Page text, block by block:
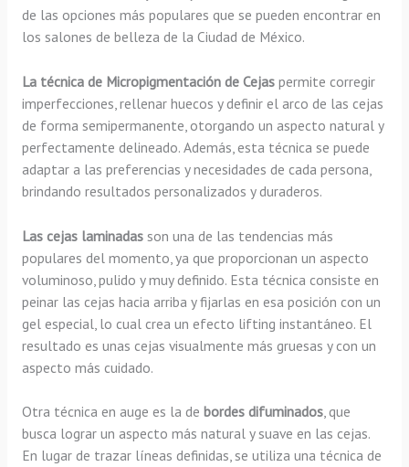
de las opciones más populares que se pueden encontrar en
los salones de belleza de la Ciudad de México.
La técnica de Micropigmentación de Cejaspermite corregir
imperfecciones, rellenar huecos y definir el arco de las cejas
de forma semipermanente, otorgando un aspecto natural y
perfectamente delineado. Además, esta técnica se puede
adaptar a las preferencias y necesidades de cada persona,
brindando resultados personalizados y duraderos.
Las cejas laminadasson una de las tendencias más
populares del momento, ya que proporcionan un aspecto
voluminoso, pulido y muy definido. Esta técnica consiste en
peinar las cejas hacia arriba y fijarlas en esa posición con un
gel especial, lo cual crea un efecto lifting instantáneo. El
resultado es unas cejas visualmente más gruesas y con un
aspecto más cuidado.
Otra técnica en auge es la de bordes difuminados, que
busca lograr un aspecto más natural y suave en las cejas.
En lugar de trazar líneas definidas, se utiliza una técnica de